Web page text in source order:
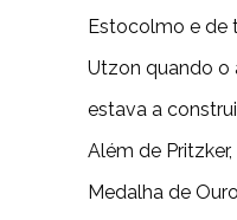
Estocolmo e de
Utzon quando o
estava a
Além de
Medalha de